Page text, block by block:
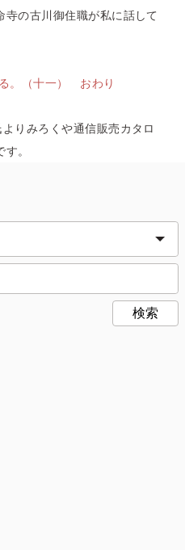
寺の古川御住職が私に話して
。（十一） おわり
りみろくや通信販売カタロ
。
検索